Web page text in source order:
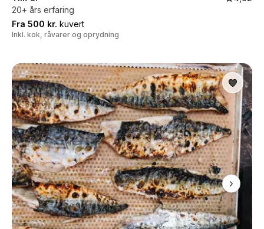
20+ års erfaring
Fra 500 kr. kuvert
Inkl. kok, råvarer og oprydning